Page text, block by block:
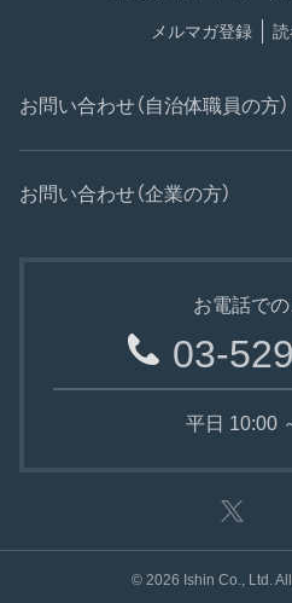
メルマガ登録
お問い合わせ（自治体職員の方）
お問い合わせ（企業の方）
お電話で
03-
平日 10:00
© 2026 Ishin Co., Ltd.